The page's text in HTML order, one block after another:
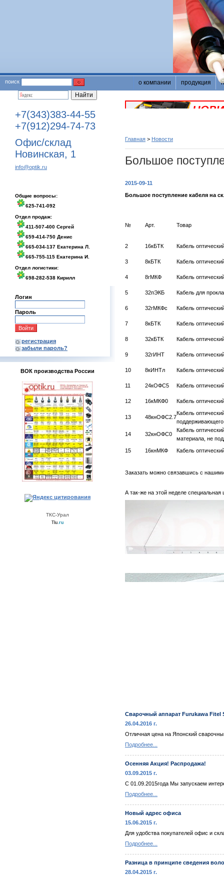
поиск о компании продукция
+7(343)383-44-55
+7(912)294-74-73
Офис/склад
Новинская, 1
info@optik.ru
Общие вопросы:
625-741-092
Отдел продаж:
411-507-400 Сергей
659-414-750 Денис
665-034-137 Екатерина Л.
665-755-115 Екатерина И.
Отдел логистики:
698-282-538 Кирилл
Логин
Пароль
регистрация
забыли пароль?
ВОК производства России
ТКС-Урал
Tiu.ru
Главная > Новости
Большое
2015-09-11
Большое поступление кабеля на
№ Арт. Товар
2 16кБТК Кабель
3 8кБТК Кабель
4 8гМКФ Кабель
5 32пЭКБ Кабель для
6 32гМКФс Кабель
7 8кБТК Кабель
8 32кБТК Кабель
9 32гИНТ Кабель
10 8кИНТл Кабель
11 24кОФС5 Кабель
12 16кМКФ0 Кабель
13 48кнОФС2.7
Кабель
поддерживающего
14 32кнОФС0
Кабель
материала, не
15
16кнМКФ Кабель
Заказать можно связавшись с
А так-же на этой неделе
Сварочный аппарат Furukawa Fitel
26.04.2016 г.
Отличная цена на Японский
Подробнее...
Осенняя Акция! Распродажа!
03.09.2015 г.
С 01.09.2015года Мы запускаем
Подробнее...
Новый адрес офиса
15.06.2015 г.
Для удобства покупателей офис и
Подробнее...
Разница в принципе сведения
28.04.2015 г.